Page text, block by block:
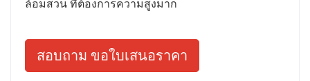
ล้อมสวน ที่ต้องการความสูงมาก
สอบถาม ขอใบเสนอราคา